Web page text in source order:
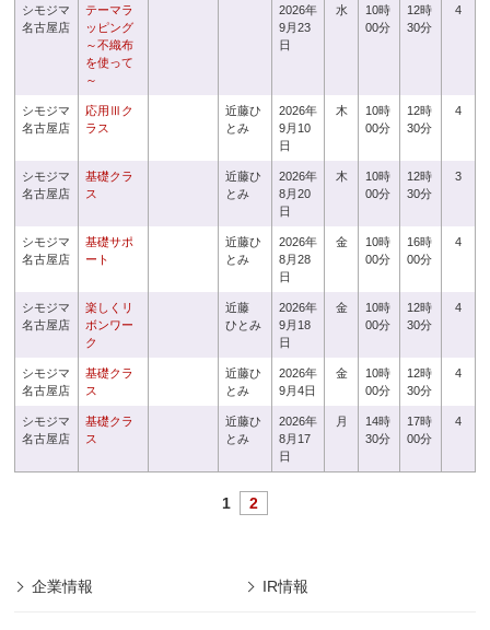
シモジマ
名古屋店
テーマラ
ッピング
～不織布
を使って
～
2026年
9月23
日
水
10時
00分
12時
30分
4
シモジマ
名古屋店
応用Ⅲク
ラス
近藤ひ
とみ
2026年
9月10
日
木
10時
00分
12時
30分
4
シモジマ
名古屋店
基礎クラ
ス
近藤ひ
とみ
2026年
8月20
日
木
10時
00分
12時
30分
3
シモジマ
名古屋店
基礎サポ
ート
近藤ひ
とみ
2026年
8月28
日
金
10時
00分
16時
00分
4
シモジマ
名古屋店
楽しくリ
ボンワー
ク
近藤
ひとみ
2026年
9月18
日
金
10時
00分
12時
30分
4
シモジマ
名古屋店
基礎クラ
ス
近藤ひ
とみ
2026年
9月4日
金
10時
00分
12時
30分
4
シモジマ
名古屋店
基礎クラ
ス
近藤ひ
とみ
2026年
8月17
日
月
14時
30分
17時
00分
4
1 2
企業情報 IR情報